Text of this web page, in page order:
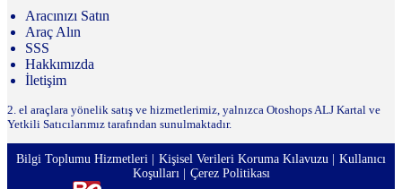
Aracınızı Satın
Araç Alın
SSS
Hakkımızda
İletişim
2. el araçlara yönelik satış ve hizmetlerimiz, yalnızca Otoshops ALJ Kartal ve
Yetkili Satıcılarımız tarafından sunulmaktadır.
Bilgi Toplumu Hizmetleri Kişisel Verileri Koruma Kılavuzu
Kullanıcı
Koşulları
Çerez Politikası